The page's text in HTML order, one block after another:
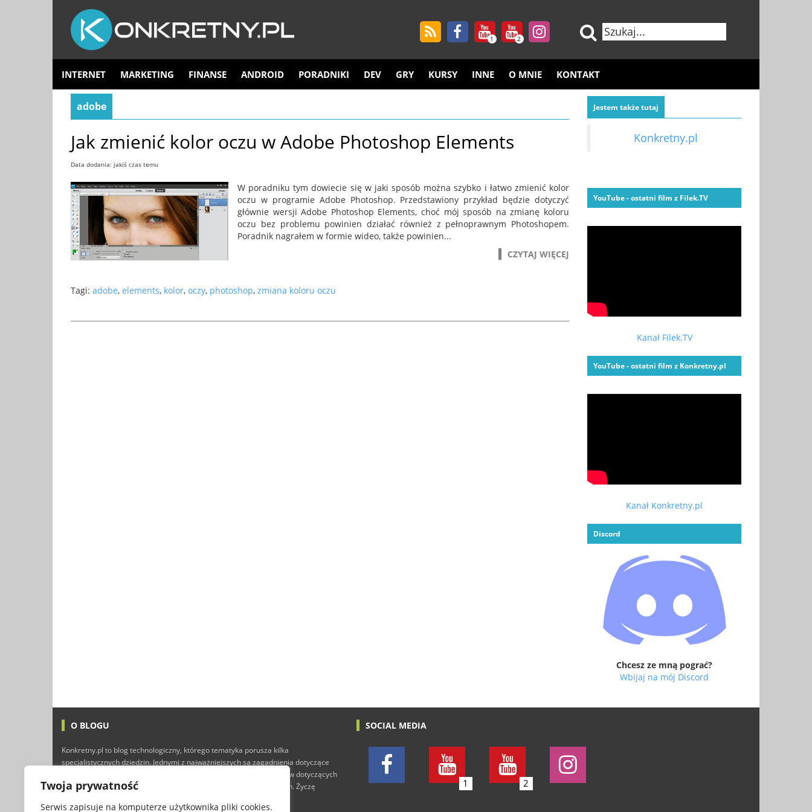
Twoja prywatność
Serwis zapisuje na komputerze użytkownika pliki cookies.
1 2
INTERNET MARKETING FINANSE ANDROID PORADNIKI DEV GRY KURSY INNE O MNIE KONTAKT
adobe
Jak zmienić kolor oczu w Adobe Photoshop Elements
Data dodania: jakiś czas temu
W poradniku tym dowiecie się w jaki sposób można szybko i łatwo zmienić kolor
oczu w programie Adobe Photoshop. Przedstawiony przykład będzie dotyczyć
głównie wersji Adobe Photoshop Elements, choć mój sposób na zmianę koloru
oczu bez problemu powinien działać również z pełnoprawnym Photoshopem.
Poradnik nagrałem w formie wideo, także powinien...
CZYTAJ WIĘCEJ
Tagi: adobe, elements, kolor, oczy, photoshop, zmiana koloru oczu
Jestem także tutaj
Konkretny.pl
YouTube - ostatni film z Filek.TV
Kanał Filek.TV
YouTube - ostatni film z Konkretny.pl
Kanał Konkretny.pl
Discord
Chcesz ze mną pograć?
Wbijaj na mój Discord
O BLOGU
Konkretny.pl to blog technologiczny, którego tematyka porusza kilka
specjalistycznych dziedzin. Jednymi z najważniejszych są zagadnienia dotyczące
technologii i Internetu, ale nie brakuje tutaj również typowych tekstów dotyczących
finansów, marketingu, programowania, a nawet gier komputerowych. Życzę
SOCIAL MEDIA
1 2